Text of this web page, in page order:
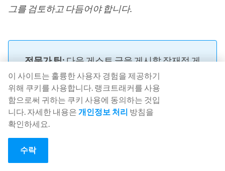
그를 검토하고 다듬어야 합니다.
전문가 팁:다음 게스트 글을 게시할 잠재적 게
시자의 링크를 추가하세요. 그런 다음 이 블로
그를 피칭의 시작점으로 활용하세요.
6. 게시물을 제출하고 게시하기
편집자와 콘텐츠 관리자는 보통 많은 일을 처리해야
이 사이트는 훌륭한 사용자 경험을 제공하기
위해 쿠키를 사용합니다. 랭크트래커를 사용
함으로써 귀하는 쿠키 사용에 동의하는 것입
니다. 자세한 내용은 개인정보 처리 방침을
확인하세요.
수락